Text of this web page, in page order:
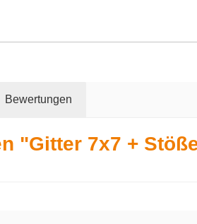
Bewertungen
"Gitter 7x7 +